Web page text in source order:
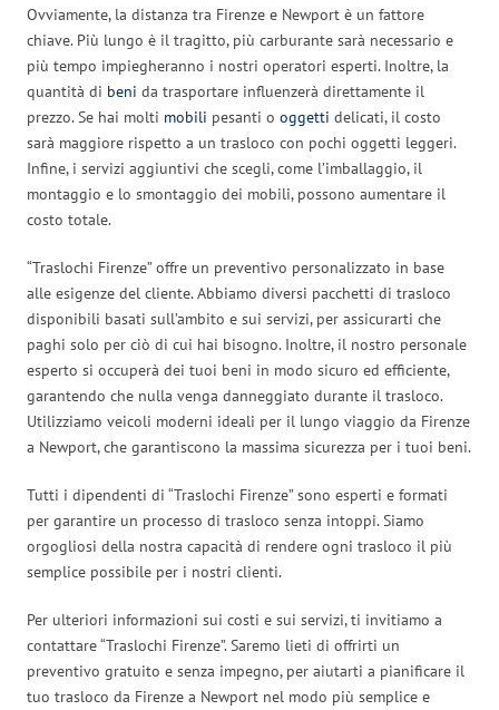
Ovviamente, la distanza tra Firenze e Newport è un fattore
chiave. Più lungo è il tragitto, più carburante sarà necessario e
più tempo impiegheranno i nostri operatori esperti. Inoltre, la
quantità di beni da trasportare influenzerà direttamente il
prezzo. Se hai molti mobili pesanti o oggetti delicati, il costo
sarà maggiore rispetto a un trasloco con pochi oggetti leggeri.
Infine, i servizi aggiuntivi che scegli, come l’imballaggio, il
montaggio e lo smontaggio dei mobili, possono aumentare il
costo totale.
“Traslochi Firenze” offre un preventivo personalizzato in base
alle esigenze del cliente. Abbiamo diversi pacchetti di trasloco
disponibili basati sull’ambito e sui servizi, per assicurarti che
paghi solo per ciò di cui hai bisogno. Inoltre, il nostro personale
esperto si occuperà dei tuoi beni in modo sicuro ed efficiente,
garantendo che nulla venga danneggiato durante il trasloco.
Utilizziamo veicoli moderni ideali per il lungo viaggio da Firenze
a Newport, che garantiscono la massima sicurezza per i tuoi beni.
Tutti i dipendenti di “Traslochi Firenze” sono esperti e formati
per garantire un processo di trasloco senza intoppi. Siamo
orgogliosi della nostra capacità di rendere ogni trasloco il più
semplice possibile per i nostri clienti.
Per ulteriori informazioni sui costi e sui servizi, ti invitiamo a
contattare “Traslochi Firenze”. Saremo lieti di offrirti un
preventivo gratuito e senza impegno, per aiutarti a pianificare il
tuo trasloco da Firenze a Newport nel modo più semplice e